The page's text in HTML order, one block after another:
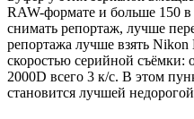
RAW-формате и больше 150
снимать репортаж, лучше
репортажа лучше взять Nikon
скоростью серийной съёмки:
2000D всего 3 к/с. В этом
становится лучшей